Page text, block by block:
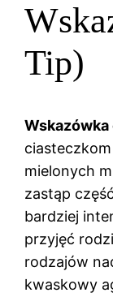
Tip)
Wskazówka
mielonych
zastąp
bardziej
przyjęć
rodzajów
kwaskowy